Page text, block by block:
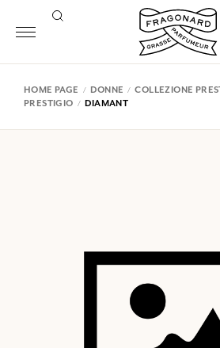
HOME PAGE DONNE COLLEZIONE
PRESTIGIO
DIAMANT